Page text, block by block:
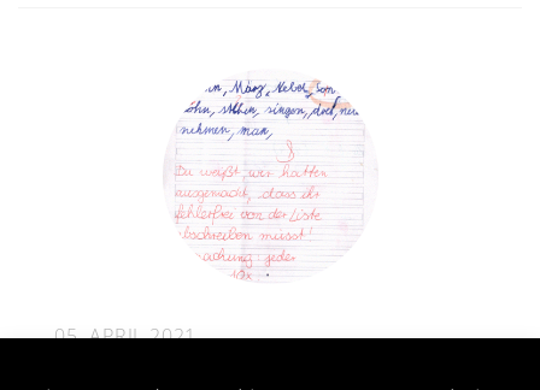
05. APRIL 2021
Was tun, wenn der Kollege nicht